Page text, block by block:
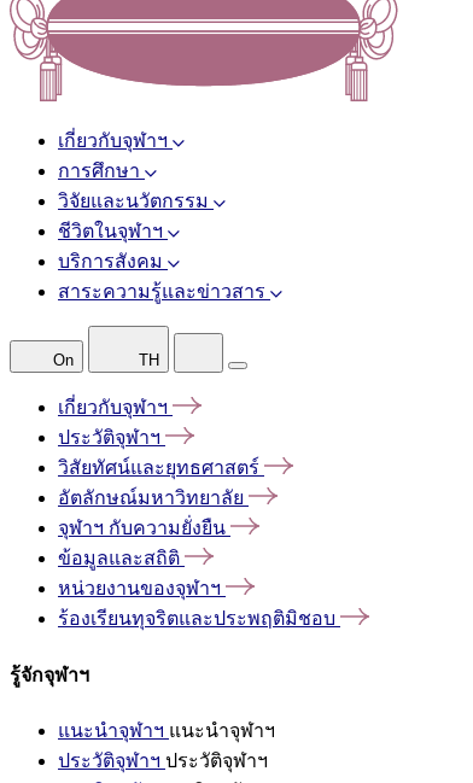
เกี่ยวกับจุฬาฯ
การศึกษา
วิจัยและนวัตกรรม
ชีวิตในจุฬาฯ
บริการสังคม
สาระความรู้และข่าวสาร
On TH
เกี่ยวกับจุฬาฯ
ประวัติจุฬาฯ
วิสัยทัศน์และยุทธศาสตร์
อัตลักษณ์มหาวิทยาลัย
จุฬาฯ กับความยั่งยืน
ข้อมูลและสถิติ
หน่วยงานของจุฬาฯ
ร้องเรียนทุจริตและประพฤติมิชอบ
รู้จักจุฬาฯ
แนะนำจุฬาฯ แนะนำจุฬาฯ
ประวัติจุฬาฯ ประวัติจุฬาฯ